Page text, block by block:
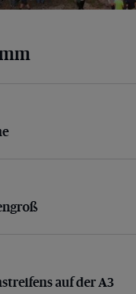
auf der A3
auf der A3